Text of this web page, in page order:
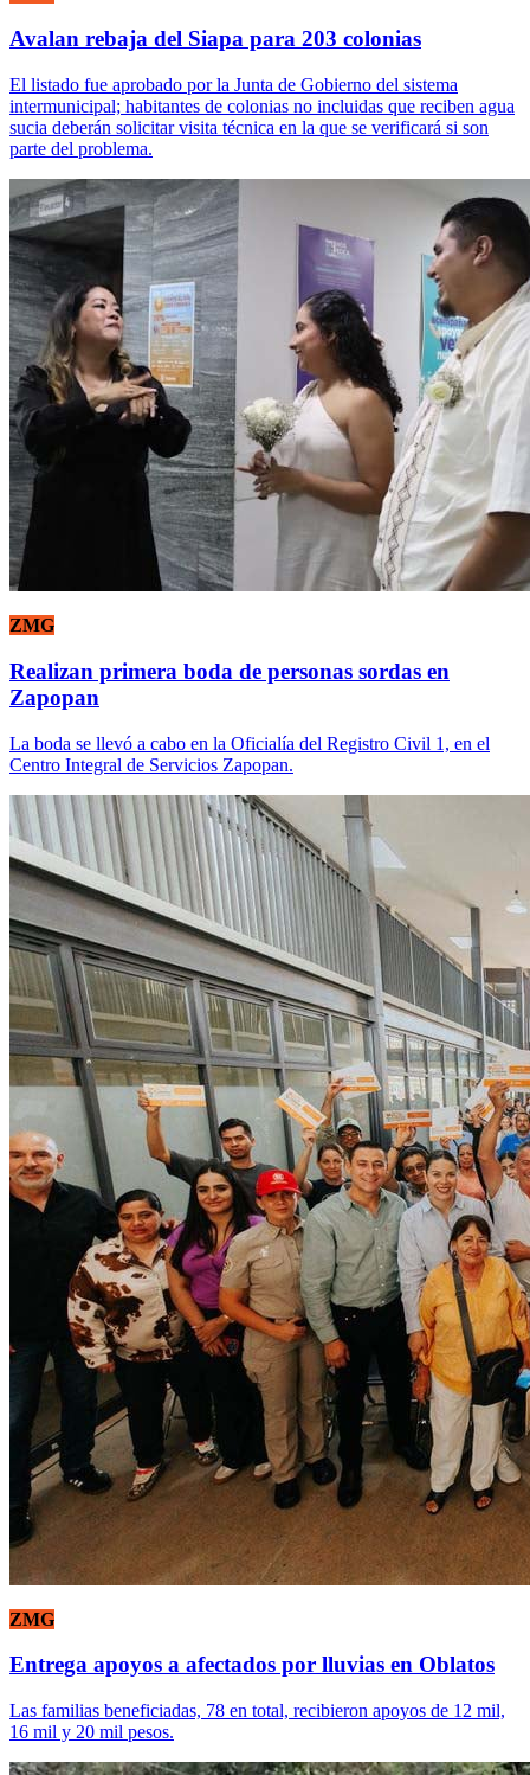
Avalan rebaja del Siapa para 203 colonias
El listado fue aprobado por la Junta de Gobierno del sistema
intermunicipal; habitantes de colonias no incluidas que reciben agua
sucia deberán solicitar visita técnica en la que se verificará si son
parte del problema.
ZMG
Realizan primera boda de personas sordas en
Zapopan
La boda se llevó a cabo en la Oficialía del Registro Civil 1, en el
Centro Integral de Servicios Zapopan.
ZMG
Entrega apoyos a afectados por lluvias en Oblatos
Las familias beneficiadas, 78 en total, recibieron apoyos de 12 mil,
16 mil y 20 mil pesos.